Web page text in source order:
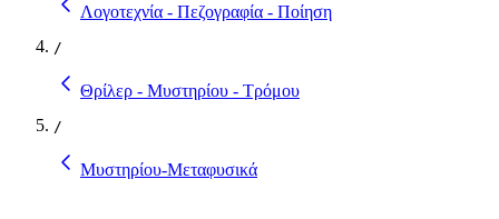
Λογοτεχνία - Πεζογραφία - Ποίηση
/
Θρίλερ - Μυστηρίου - Τρόμου
/
Μυστηρίου-Μεταφυσικά